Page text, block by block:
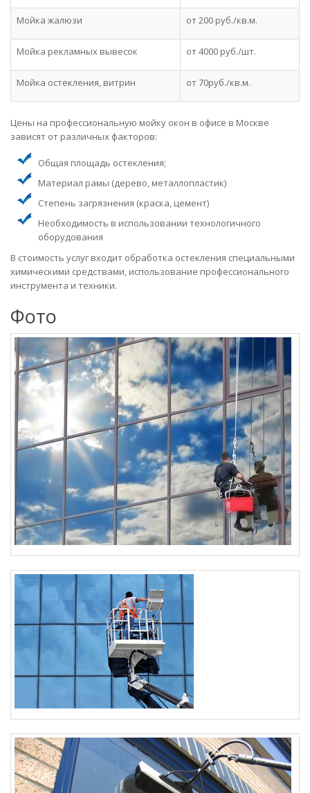
Мойка жалюзи от 200 руб./кв.м.
Мойка рекламных вывесок от 4000 руб./шт.
Мойка остекления, витрин от 70руб./кв.м.
Цены на профессиональную мойку окон в офисе в Москве
зависят от различных факторов:
Общая площадь остекления;
Материал рамы (дерево, металлопластик)
Степень загрязнения (краска, цемент)
Необходимость в использовании технологичного
оборудования
В стоимость услуг входит обработка остекления специальными
химическими средствами, использование профессионального
инструмента и техники.
Фото